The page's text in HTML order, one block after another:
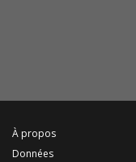
À propos
Données